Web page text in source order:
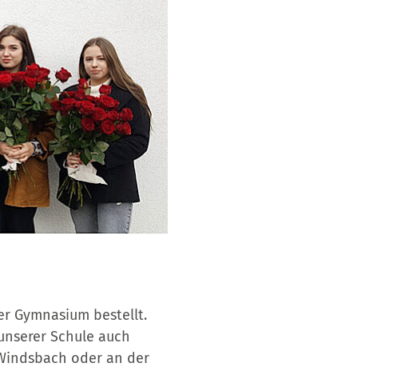
Gymnasium bestellt.
Schule auch
oder an der